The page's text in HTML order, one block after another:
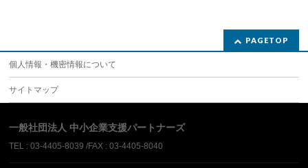
PAGETOP
個人情報・機密情報について
サイトマップ
一般社団法人 中小企業支援パートナーズ
TEL : 03-4405-8039 /FAX : 03-4405-8040